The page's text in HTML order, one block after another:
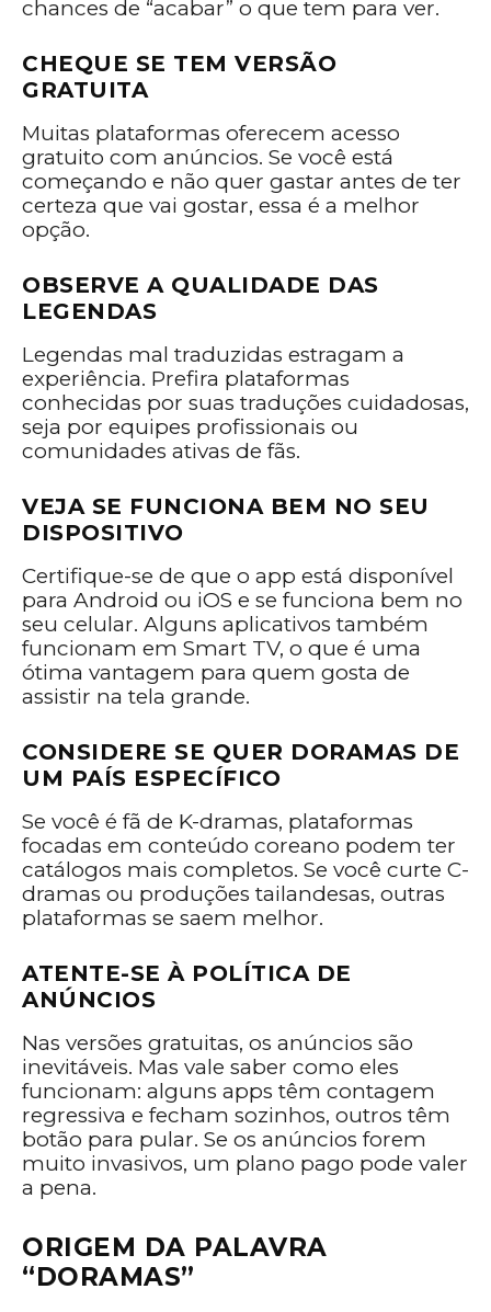
chances de “acabar” o que tem para ver.
CHEQUE SE TEM VERSÃO
GRATUITA
Muitas plataformas oferecem acesso
gratuito com anúncios. Se você está
começando e não quer gastar antes de ter
certeza que vai gostar, essa é a melhor
opção.
OBSERVE A QUALIDADE DAS
LEGENDAS
Legendas mal traduzidas estragam a
experiência. Prefira plataformas
conhecidas por suas traduções cuidadosas,
seja por equipes profissionais ou
comunidades ativas de fãs.
VEJA SE FUNCIONA BEM NO SEU
DISPOSITIVO
Certifique-se de que o app está disponível
para Android ou iOS e se funciona bem no
seu celular. Alguns aplicativos também
funcionam em Smart TV, o que é uma
ótima vantagem para quem gosta de
assistir na tela grande.
CONSIDERE SE QUER DORAMAS DE
UM PAÍS ESPECÍFICO
Se você é fã de K-dramas, plataformas
focadas em conteúdo coreano podem ter
catálogos mais completos. Se você curte C-
dramas ou produções tailandesas, outras
plataformas se saem melhor.
ATENTE-SE À POLÍTICA DE
ANÚNCIOS
Nas versões gratuitas, os anúncios são
inevitáveis. Mas vale saber como eles
funcionam: alguns apps têm contagem
regressiva e fecham sozinhos, outros têm
botão para pular. Se os anúncios forem
muito invasivos, um plano pago pode valer
a pena.
ORIGEM DA PALAVRA
“DORAMAS”